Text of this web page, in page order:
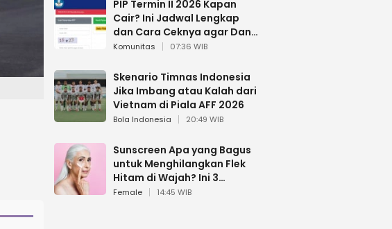
PIP Termin II 2026 Kapan
Cair? Ini Jadwal Lengkap
dan Cara Ceknya agar Dana
Tidak Hangus!
Komunitas 07:36 WIB
Skenario Timnas Indonesia
Jika Imbang atau Kalah dari
Vietnam di Piala AFF 2026
Bola Indonesia 20:49 WIB
Sunscreen Apa yang Bagus
untuk Menghilangkan Flek
Hitam di Wajah? Ini 3
Rekomendasi sesuai Review
Female 14:45 WIB